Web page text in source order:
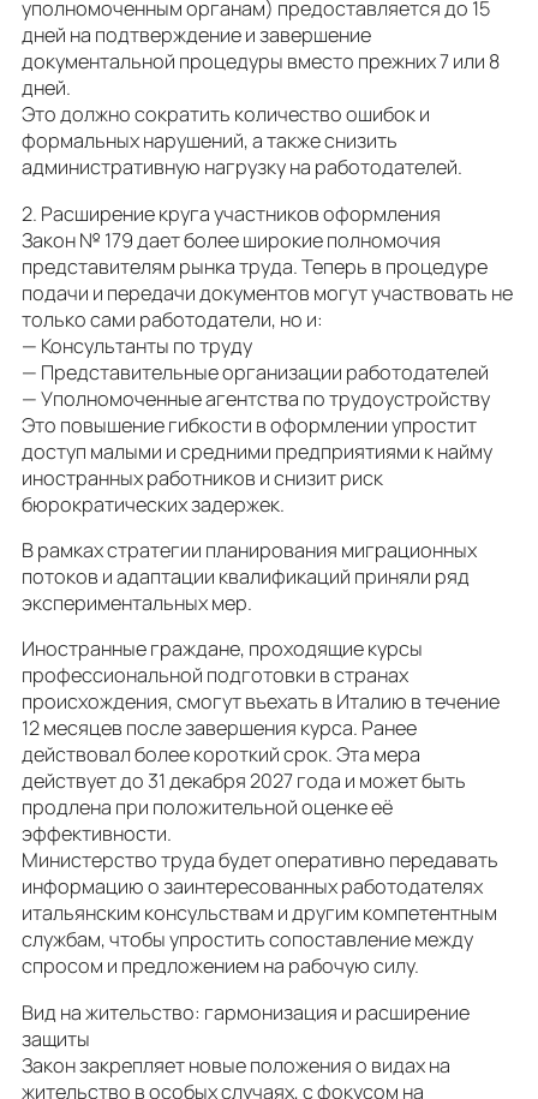
уполномоченным органам) предоставляется до 15
дней на подтверждение и завершение
документальной процедуры вместо прежних 7 или 8
дней.
Это должно сократить количество ошибок и
формальных нарушений, а также снизить
административную нагрузку на работодателей.
2. Расширение круга участников оформления
Закон № 179 дает более широкие полномочия
представителям рынка труда. Теперь в процедуре
подачи и передачи документов могут участвовать не
только сами работодатели, но и:
— Консультанты по труду
— Представительные организации работодателей
— Уполномоченные агентства по трудоустройству
Это повышение гибкости в оформлении упростит
доступ малыми и средними предприятиями к найму
иностранных работников и снизит риск
бюрократических задержек.
В рамках стратегии планирования миграционных
потоков и адаптации квалификаций приняли ряд
экспериментальных мер.
Иностранные граждане, проходящие курсы
профессиональной подготовки в странах
происхождения, смогут въехать в Италию в течение
12 месяцев после завершения курса. Ранее
действовал более короткий срок. Эта мера
действует до 31 декабря 2027 года и может быть
продлена при положительной оценке её
эффективности.
Министерство труда будет оперативно передавать
информацию о заинтересованных работодателях
итальянским консульствам и другим компетентным
службам, чтобы упростить сопоставление между
спросом и предложением на рабочую силу.
Вид на жительство: гармонизация и расширение
защиты
Закон закрепляет новые положения о видах на
жительство в особых случаях, с фокусом на